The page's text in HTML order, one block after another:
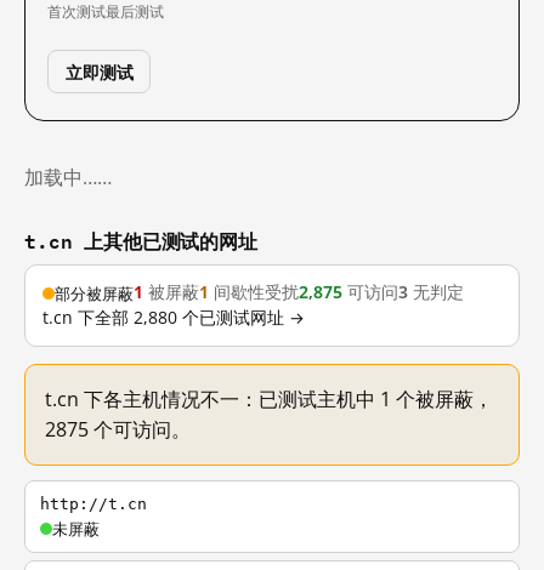
首次测试最后测试
立即测试
加载中……
t.cn 上其他已测试的网址
部分被屏蔽1 被屏蔽1 间歇性受扰2,875 可访问3 无判定
t.cn 下全部 2,880 个已测试网址 →
t.cn 下各主机情况不一：已测试主机中 1 个被屏蔽，
2875 个可访问。
http://t.cn
未屏蔽